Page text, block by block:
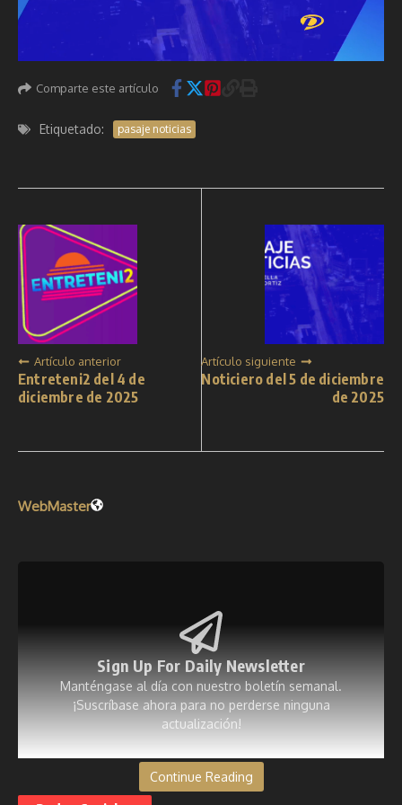
Comparte este artículo
Etiquetado: pasaje noticias
Artículo anterior
Entreteni2 del 4 de
diciembre de 2025
Artículo siguiente
Noticiero del 5 de diciembre
de 2025
WebMaster
Sign Up For Daily Newsletter
Manténgase al día con nuestro boletín semanal.
¡Suscríbase ahora para no perderse ninguna
actualización!
[mc4wp_form id=53]
Continue Reading